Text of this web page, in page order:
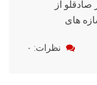
صادقلو از
های
نظرات: ۰